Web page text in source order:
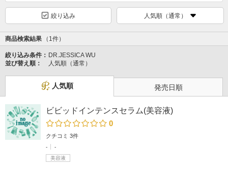
絞り込み 人気順（通常）
商品検索結果 （1件）
絞り込み条件： DR.JESSICA WU
並び替え順：
人気順（通常）
人気順 発売日順
ビビッドインテンスセラム(美容液)
0
クチコミ 3件
-
-
美容液